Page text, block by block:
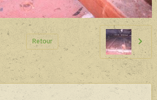
Retour